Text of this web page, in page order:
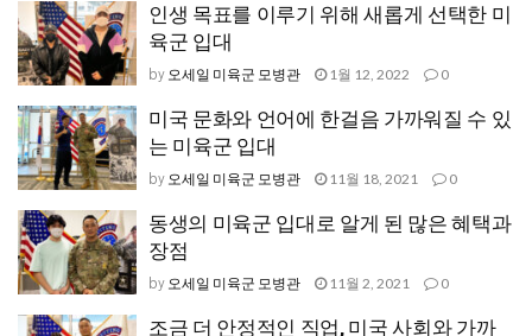
인생 목표를 이루기 위해 새롭게 선택한 미
육군 입대
by 오세일 미육군 모병관 1월 12, 2022 0
미국 문화와 언어에 한걸음 가까워질 수 있
는 미육군 입대
by 오세일 미육군 모병관 11월 18, 2021 0
동생의 미육군 입대로 알게 된 많은 혜택과
장점
by 오세일 미육군 모병관 11월 2, 2021 0
조금 더 안정적인 직업, 미국 사회와 가까